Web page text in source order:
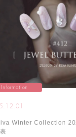
Information
Winter Collection